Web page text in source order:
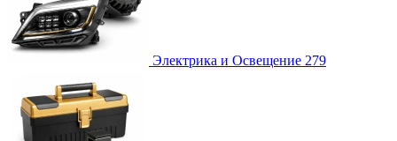
Электрика и Освещение 279